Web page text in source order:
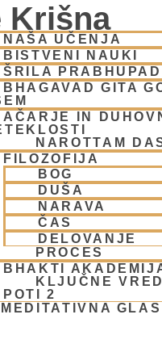
NAŠA UČENJA
BISTVENI NAUKI
ŠRILA
BHAGAVAD GITA
AČARJE IN
NAROTTAM
FILOZOFIJA
BOG
DUŠA
NARAVA
ČAS
DELOVANJE
PROCES
BHAKTI
KLJUČNE
POTI 2
MEDITATIVNA
Krišna
Univerze za
za mlade